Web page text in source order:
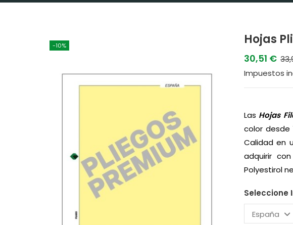
-10% Hojas
30,51 €
Impuestos
Las Hojas
color desde
Calidad en
adquirir
Polyestirol
Seleccione